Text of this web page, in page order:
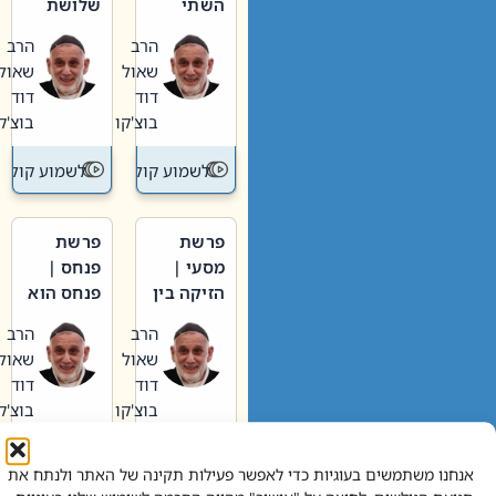
אנחנו משתמשים בעוגיות כדי לאפשר פעילות תקינה של האתר ולנתח את
וערב של
חיינו
הרב
שאול
דוד
בוצ'קו
לשמוע קול תורה – מדרש
האבות
הרב
שאול
דוד
בוצ'קו
לשמוע קול
פרשת
מסעי |
הזיקה בין
הגדול לעם הרב
שאול
דוד
בוצ'קו
לשמוע קול תורה – מדרש
פרשת
פנחס |
פנחס הוא
אליהו: בין
קנאות
הורסת
לקנאות
בונה
הרב
שאול
דוד
בוצ'קו
לשמוע קול